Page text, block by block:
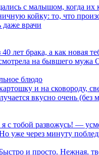
с малышом, когда их
койку: то, что
даже врачи
лет брака, а как новая
на бывшего мужа
и на сковороду,
вкусно очень (без
с тобой развожусь! —
уже через минуту